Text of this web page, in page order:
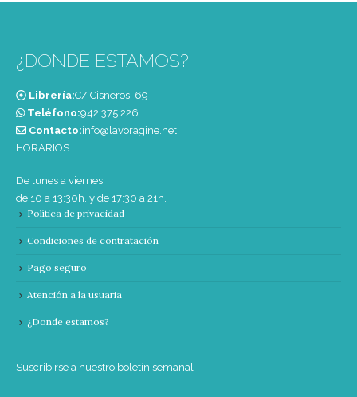
¿DONDE ESTAMOS?
Librería:C/ Cisneros, 69
Teléfono:‭942 375 226‬
Contacto:info@lavoragine.net
HORARIOS
De lunes a viernes
de 10 a 13:30h. y de 17:30 a 21h.
Política de privacidad
Condiciones de contratación
Pago seguro
Atención a la usuaria
¿Donde estamos?
Suscribirse a nuestro boletín semanal